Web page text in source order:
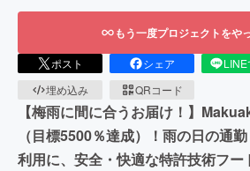
もう一度プロジェクトをや
ポスト シェア
埋め込み
QRコード
【梅雨に間に合うお届け！】
（目標5500％達成）！雨の日の通
利用に、安全・快適な特許技術フー